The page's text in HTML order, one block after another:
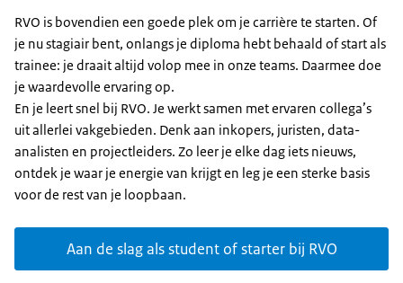
RVO is bovendien een goede plek om je carrière te starten. Of
je nu stagiair bent, onlangs je diploma hebt behaald of start als
trainee: je draait altijd volop mee in onze teams. Daarmee doe
je waardevolle ervaring op.
En je leert snel bij RVO. Je werkt samen met ervaren collega’s
uit allerlei vakgebieden. Denk aan inkopers, juristen, data-
analisten en projectleiders. Zo leer je elke dag iets nieuws,
ontdek je waar je energie van krijgt en leg je een sterke basis
voor de rest van je loopbaan.
Aan de slag als student of starter bij RVO